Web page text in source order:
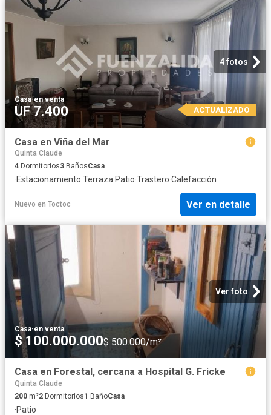
4 fotos
Casa·en venta
UF 7.400 ACTUALIZADO
Casa en Viña del Mar
Quinta Claude
4 Dormitorios3 BañosCasa
·Estacionamiento·Terraza·Patio·Trastero·Calefacción
Nuevo en Toctoc Ver en detalle
Ver foto
Casa·en venta
$ 100.000.000$ 500.000/m²
Casa en Forestal, cercana a Hospital G. Fricke
Quinta Claude
200 m²2 Dormitorios1 BañoCasa
·Patio